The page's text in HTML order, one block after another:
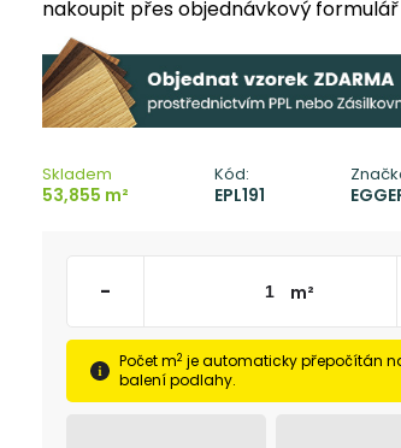
nakoupit přes objednávkový formulář
Skladem
53,855 m²
Kód:
EPL191
- m²
Počet m2 je automaticky přepočítán
balení podlahy.